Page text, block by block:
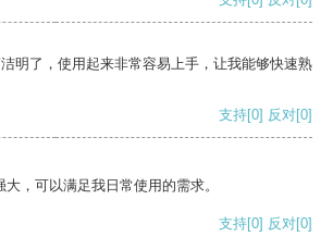
明了，使用起来非常容易上手，让我能够快速熟
支持[0] 反对[0]
，可以满足我日常使用的需求。
支持[0] 反对[0]